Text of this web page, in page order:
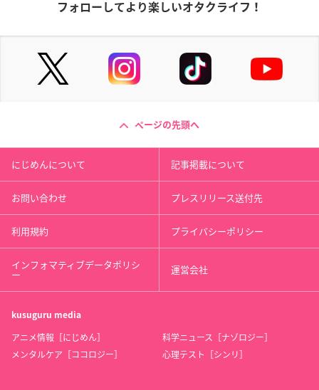
フォローしてより楽しいオタクライフ！
ページの先頭へ
にじめんについて 記事掲載について
お問い合わせ プレスリリース送付先
利用規約 プライバシーポリシー
インフォマティブデータポリシ
ー 運営会社
kusuguru media
アニメ情報［にじめん］
科学ニュース［ナゾロジー］
メンタルケア［ココロジー］
心理テスト［シンリ］